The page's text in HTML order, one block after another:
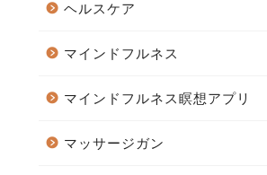
ヘルスケア
マインドフルネス
マインドフルネス瞑想アプリ
マッサージガン